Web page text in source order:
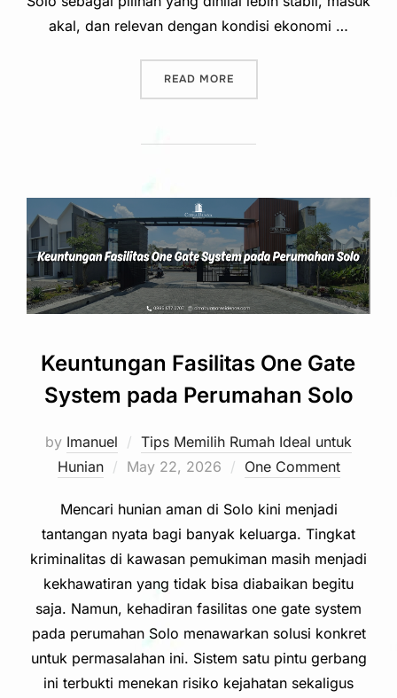
akal, dan relevan dengan kondisi ekonomi …
READ MORE“BANYAK ORANG MULAI
Keuntungan Fasilitas One Gate
System pada Perumahan Solo
by Imanuel
Tips Memilih Rumah Ideal untuk
Hunian
Posted
May 22, 2026 One Comment
Mencari hunian aman di Solo kini menjadi
tantangan nyata bagi banyak keluarga. Tingkat
kriminalitas di kawasan pemukiman masih menjadi
kekhawatiran yang tidak bisa diabaikan begitu
saja. Namun, kehadiran fasilitas one gate system
pada perumahan Solo menawarkan solusi konkret
untuk permasalahan ini. Sistem satu pintu gerbang
ini terbukti menekan risiko kejahatan sekaligus